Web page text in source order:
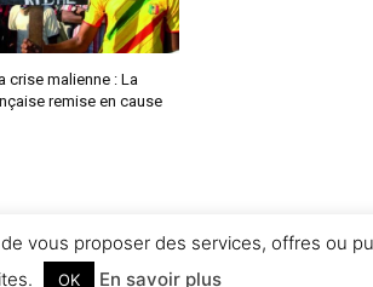
crise malienne : La
remise en cause
vous proposer des services, offres ou
OK En savoir plus